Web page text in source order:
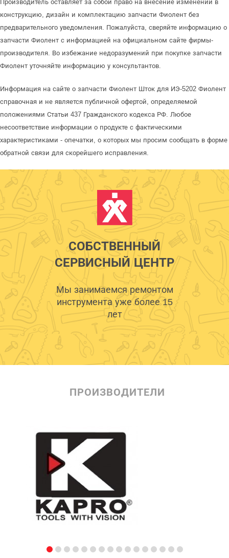
Производитель оставляет за собой право на внесение изменений в
конструкцию, дизайн и комплектацию запчасти Фиолент без
предварительного уведомления. Пожалуйста, сверяйте информацию о
запчасти Фиолент с информацией на официальном сайте фирмы-
производителя. Во избежание недоразумений при покупке запчасти
Фиолент уточняйте информацию у консультантов.
Информация на сайте о запчасти Фиолент Шток для ИЭ-5202 Фиолент
справочная и не является публичной офертой, определяемой
положениями Статьи 437 Гражданского кодекса РФ. Любое
несоответствие информации о продукте с фактическими
характеристиками - опечатки, о которых мы просим сообщать в форме
обратной связи для скорейшего исправления.
СОБСТВЕННЫЙ
СЕРВИСНЫЙ ЦЕНТР
Мы занимаемся ремонтом
инструмента уже более 15
лет
ПРОИЗВОДИТЕЛИ